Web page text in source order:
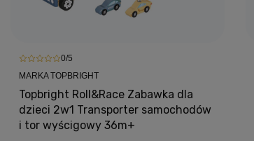
0/5
MARKA TOPBRIGHT
Topbright Roll&Race Zabawka dla
dzieci 2w1 Transporter samochodów
i tor wyścigowy 36m+